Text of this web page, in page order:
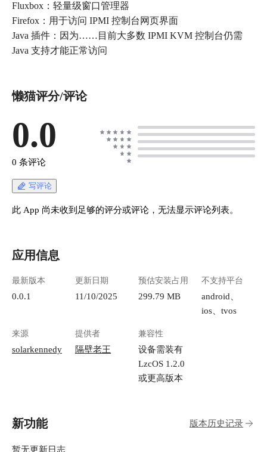
Fluxbox：轻量级窗口管理器
Firefox：用于访问 IPMI 控制台网页界面
Java 插件：因为……目前大多数 IPMI KVM 控制台仍需
Java 支持才能正常访问
懒猫评分/评论
0.0
0 条评论
写评论
此 App 尚未收到足够的评分或评论，无法显示评论列表。
应用信息
最新版本
0.0.1
更新日期
11/10/2025
预估安装占用
299.79 MB
不支持平台
android、
ios、tvos
来源
solarkennedy
提供者
隔壁老王
兼容性
设备需装有
LzcOS 1.2.0
或更高版本
新功能 版本历史记录
暂无更新日志